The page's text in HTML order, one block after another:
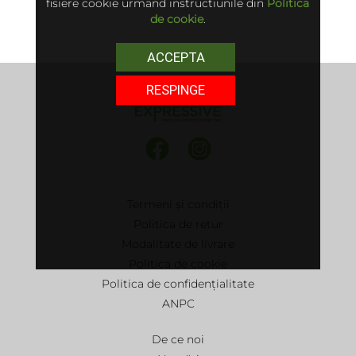
Politica de confidențialitate
ANPC
De ce noi
fisiere cookie urmand instructiunile din Politica
de cookie.
ACCEPTA
RESPINGE